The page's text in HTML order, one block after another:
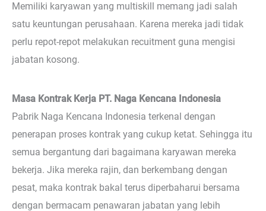
Memiliki karyawan yang multiskill memang jadi salah
satu keuntungan perusahaan. Karena mereka jadi tidak
perlu repot-repot melakukan recuitment guna mengisi
jabatan kosong.
Masa Kontrak Kerja PT. Naga Kencana Indonesia
Pabrik Naga Kencana Indonesia terkenal dengan
penerapan proses kontrak yang cukup ketat. Sehingga itu
semua bergantung dari bagaimana karyawan mereka
bekerja. Jika mereka rajin, dan berkembang dengan
pesat, maka kontrak bakal terus diperbaharui bersama
dengan bermacam penawaran jabatan yang lebih